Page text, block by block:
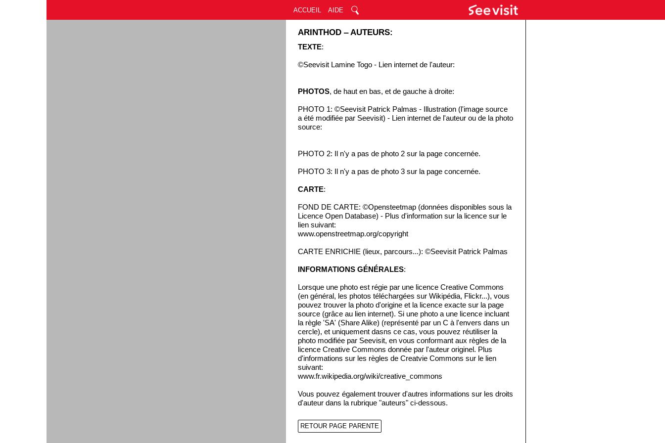
ACCUEIL AIDE
ARINTHOD ‒ AUTEURS:
TEXTE:
©Seevisit Lamine Togo - Lien internet de l'auteur:
PHOTOS, de haut en bas, et de gauche à droite:
PHOTO 1: ©Seevisit Patrick Palmas - Illustration (l'image source
a été modifiée par Seevisit) - Lien internet de l'auteur ou de la photo
source:
PHOTO 2: Il n'y a pas de photo 2 sur la page concernée.
PHOTO 3: Il n'y a pas de photo 3 sur la page concernée.
CARTE:
FOND DE CARTE: ©Opensteetmap (données disponibles sous la
Licence Open Database) - Plus d'information sur la licence sur le
lien suivant:
www.openstreetmap.org/copyright
CARTE ENRICHIE (lieux, parcours...): ©Seevisit Patrick Palmas
INFORMATIONS GÉNÉRALES:
Lorsque une photo est régie par une licence Creative Commons
(en général, les photos téléchargées sur Wikipédia, Flickr...), vous
pouvez trouver la photo d'origine et la licence exacte sur la page
source (grâce au lien internet). Si une photo a une licence incluant
la règle 'SA' (Share Alike) (représenté par un C à l'envers dans un
cercle), et uniquement dasns ce cas, vous pouvez réutiliser la
photo modifiée par Seevisit, en vous conformant aux règles de la
licence Creative Commons donnée par l'auteur originel. Plus
d'informations sur les règles de Creatvie Commons sur le lien
suivant:
www.fr.wikipedia.org/wiki/creative_commons
Vous pouvez également trouver d'autres informations sur les droits
d'auteur dans la rubrique "auteurs" ci-dessous.
RETOUR PAGE PARENTE